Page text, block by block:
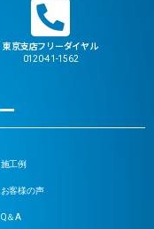
東京支店フリーダイヤル
0120-41-1562
工例
客様の声
＆A